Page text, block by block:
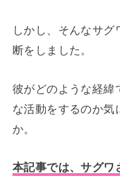
しかし、そんなサ
断をしました。
彼がどのような経緯
な活動をするのか気
か。
本記事では、サグワ